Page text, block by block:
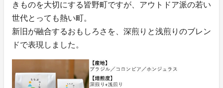
きものを大切にする皆野町ですが、アウトドア派の若い
世代とっても熱い町。
新旧が融合するおもしろさを、深煎りと浅煎りのブレン
ドで表現しました。